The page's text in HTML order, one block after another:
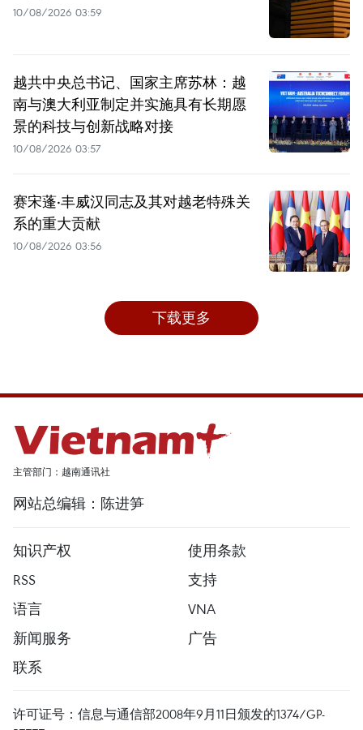
10/08/2026 03:59
越共中央总书记、国家主席苏林：越
南与澳大利亚制定并实施具有长期愿
景的科技与创新战略对接
10/08/2026 03:57
赛宋蓬·丰威汉同志及其对越老特殊关
系的重大贡献
10/08/2026 03:56
下载更多
主管部门：越南通讯社
网站总编辑：陈进笋
知识产权
使用条款
RSS
支持
语言
VNA
新闻服务
广告
联系
许可证号：信息与通信部2008年9月11日颁发的1374/GP-